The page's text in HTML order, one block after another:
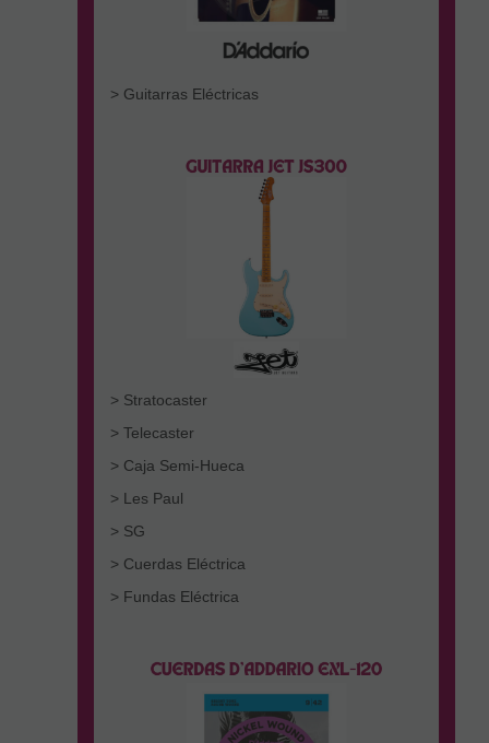
> Guitarras Eléctricas
> Stratocaster
> Telecaster
> Caja Semi-Hueca
> Les Paul
> SG
> Cuerdas Eléctrica
> Fundas Eléctrica